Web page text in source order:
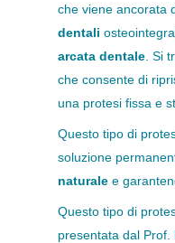
che viene ancorata
dentali
arcata dentale . Si
che consente di
una protesi fissa e
Questo tipo di
soluzione
naturale e
Questo tipo di
presentata dal Prof.